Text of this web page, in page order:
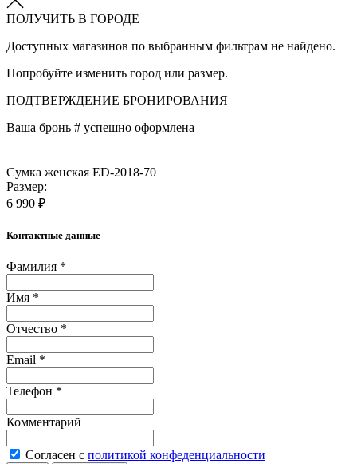
ПОЛУЧИТЬ В ГОРОДЕ
Доступных магазинов по выбранным фильтрам не найдено.
Попробуйте изменить город или размер.
ПОДТВЕРЖДЕНИЕ БРОНИРОВАНИЯ
Ваша бронь # успешно оформлена
Сумка женская ED-2018-70
Размер:
6 990 ₽
Контактные данные
Фамилия *
Имя *
Отчество *
Email *
Телефон *
Комментарий
Согласен с политикой конфеденциальности